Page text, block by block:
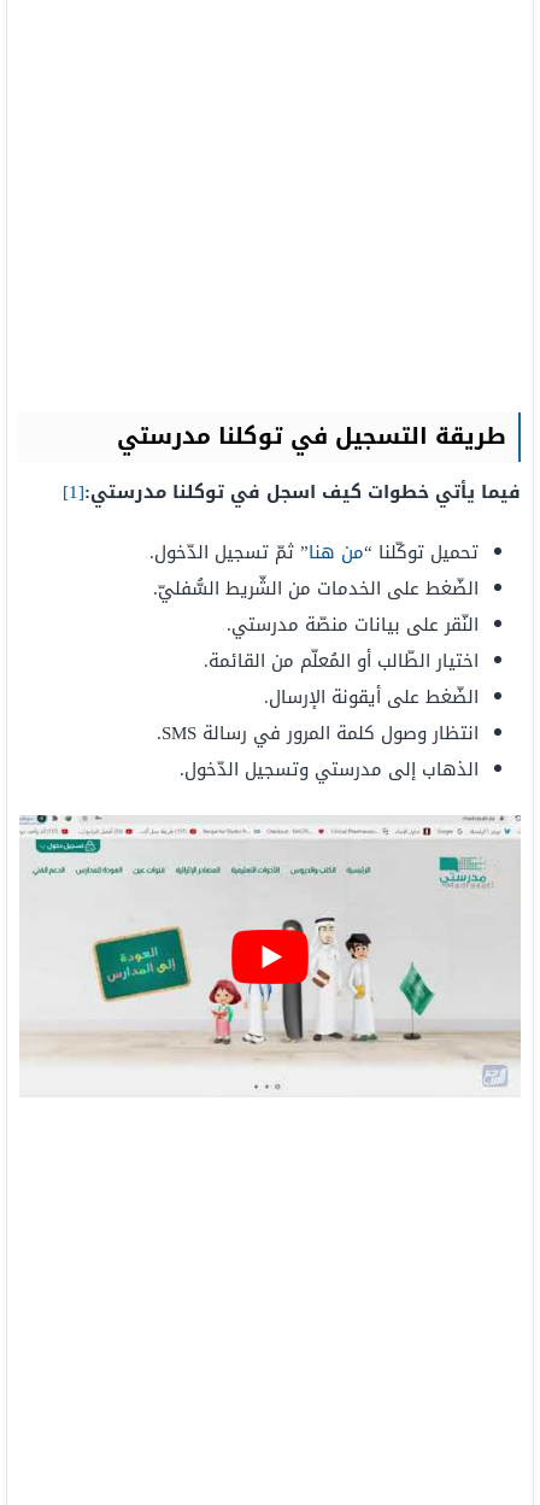
طريقة التسجيل في توكلنا مدرستي
فيما يأتي خطوات كيف اسجل في توكلنا مدرستي:[1]
تحميل توكّلنا “من هنا” ثمّ تسجيل الدّخول.
الضّغط على الخدمات من الشّريط السُّفليّ.
النّقر على بيانات منصّة مدرستي.
اختيار الطّالب أو المُعلّم من القائمة.
الضّغط على أيقونة الإرسال.
انتظار وصول كلمة المرور في رسالة SMS.
الذهاب إلى مدرستي وتسجيل الدّخول.